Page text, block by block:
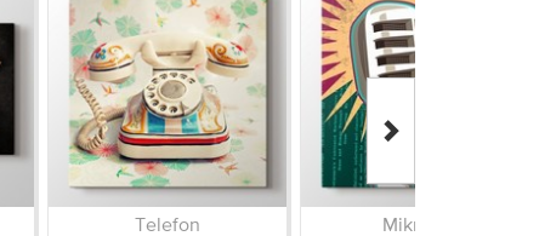
Telefon
Mikrofon